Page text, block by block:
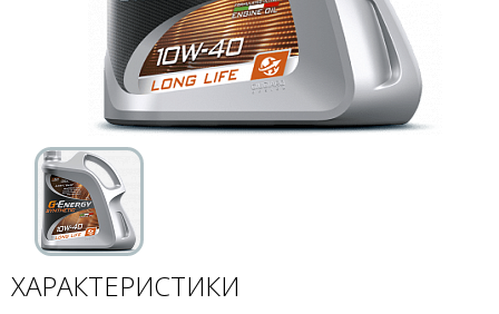
ХАРАКТЕРИСТИКИ